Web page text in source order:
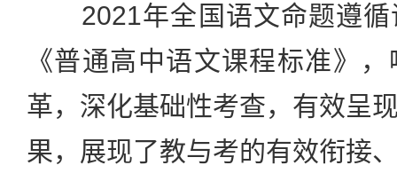
2021年全国语文命题遵循
《普通高中语文课程标准》
革，深化基础性考查，有效呈
果，展现了教与考的有效衔接